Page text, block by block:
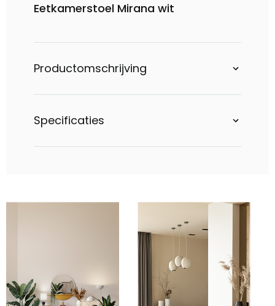
Eetkamerstoel Mirana wit
Productomschrijving
Specificaties